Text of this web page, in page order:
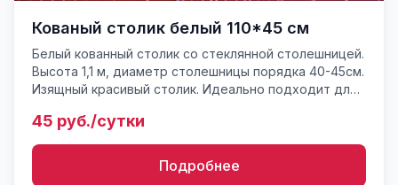
Кованый столик белый 110*45 см
Белый кованный столик со стеклянной столешницей.
Высота 1,1 м, диаметр столешницы порядка 40-45см.
Изящный красивый столик. Идеально подходит для
около 7...
45 руб./сутки
Подробнее